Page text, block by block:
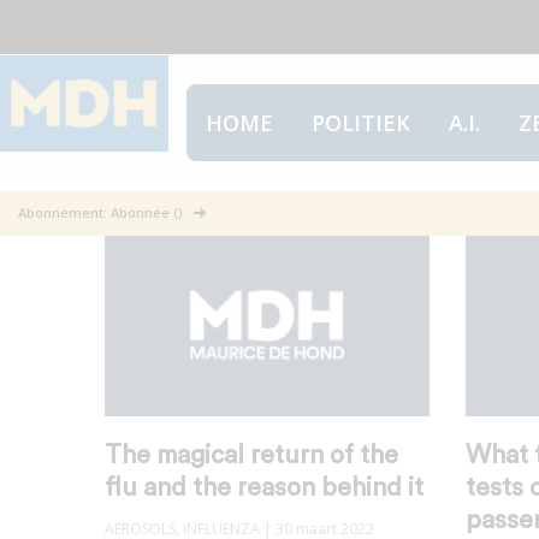
HOME POLITIEK A.I.
Abonnement: Abonnee ()
Aerosols
The magical return of the
flu and the reason behind it
AEROSOLS, INFLUENZA | 30 maart 2022
What
tests